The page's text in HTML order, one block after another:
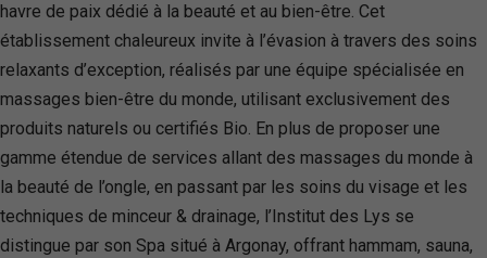
havre de paix dédié à la beauté et au bien-être. Cet
établissement chaleureux invite à l’évasion à travers des soins
relaxants d’exception, réalisés par une équipe spécialisée en
massages bien-être du monde, utilisant exclusivement des
produits naturels ou certifiés Bio. En plus de proposer une
gamme étendue de services allant des massages du monde à
la beauté de l’ongle, en passant par les soins du visage et les
techniques de minceur & drainage, l’Institut des Lys se
distingue par son Spa situé à Argonay, offrant hammam, sauna,